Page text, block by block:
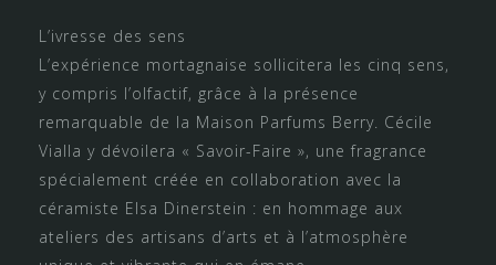
L’ivresse des sens
L’expérience mortagnaise sollicitera les cinq sens,
y compris l’olfactif, grâce à la présence
remarquable de la Maison Parfums Berry. Cécile
Vialla y dévoilera « Savoir-Faire », une fragrance
spécialement créée en collaboration avec la
céramiste Elsa Dinerstein : en hommage aux
ateliers des artisans d’arts et à l’atmosphère